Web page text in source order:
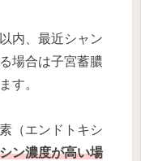
内、最近シャン
場合は子宮蓄膿
す。
（エンドトキシ
ン濃度が高い場